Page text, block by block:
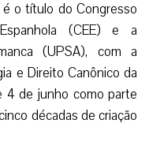
é o título do Congresso
(CEE) e a
(UPSA), com a
e Direito Canônico da
4 de junho como parte
décadas de criação